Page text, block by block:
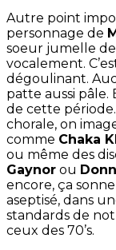
Autre point
personnage de
soeur jumelle de
vocalement.
dégoulinant.
patte aussi pâle.
de cette
chorale, on
comme Chaka
ou même des
Gaynor ou
encore, ça
aseptisé, dans
standards de
ceux des 70’s.